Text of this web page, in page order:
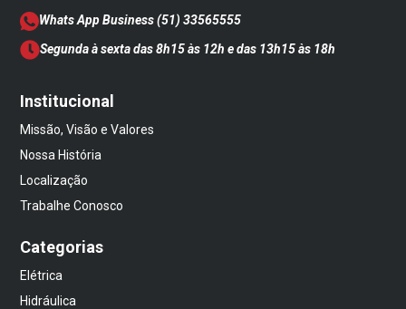
Whats App Business(51) 33565555
Segunda à sexta das 8h15 às 12h e das 13h15 às 18h
Institucional
Missão, Visão e Valores
Nossa História
Localização
Trabalhe Conosco
Categorias
Elétrica
Hidráulica